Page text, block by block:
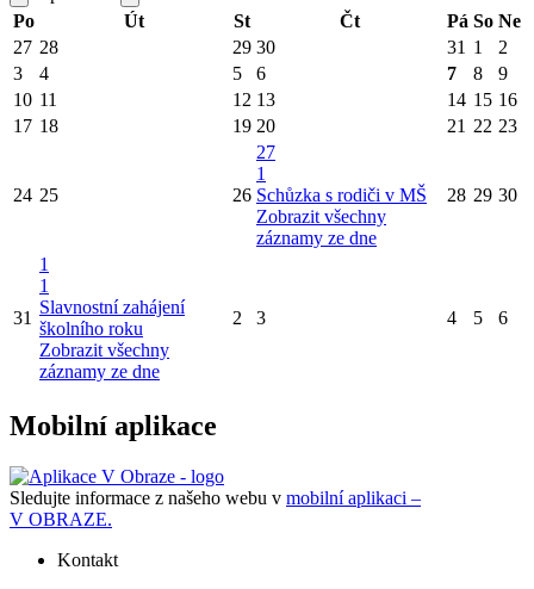
Po
Út St Čt Pá So Ne
27 28 29 30 31 1
2
3
4 5 6 7 8
9
10 11 12 13 14 15 16
17 18 19 20 21 22 23
24 25 26
27
1
Schůzka s rodiči v MŠ
Zobrazit všechny
záznamy ze dne
28 29 30
31
1
1
Slavnostní zahájení
školního roku
Zobrazit všechny
záznamy ze dne
2 3 4 5 6
Mobilní aplikace
Sledujte informace z našeho webu v mobilní aplikaci –
V OBRAZE.
Kontakt